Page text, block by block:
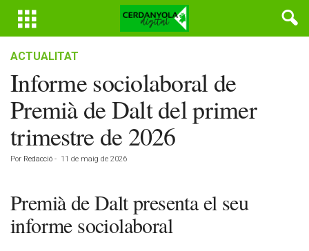
ACTUALITAT
Informe sociolaboral de
Premià de Dalt del primer
trimestre de 2026
Por Redacció - 11 de maig de 2026
Premià de Dalt presenta el seu
informe sociolaboral